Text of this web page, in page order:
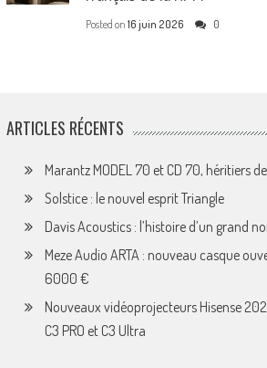
Posted on 16 juin 2026 0
ARTICLES RÉCENTS
Marantz MODEL 70 et CD 70, héritiers
Solstice : le nouvel esprit Triangle
Davis Acoustics : l’histoire d’un grand
Meze Audio ARTA : nouveau casque
6000 €
Nouveaux vidéoprojecteurs Hisense
C3 PRO et C3 Ultra